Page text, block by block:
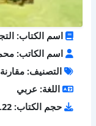
اسم الكتاب:
اسم الكاتب:
التصنيف: مقارنة
اللغة: عربي
حجم الكتاب: 1.22 ميجا بايت